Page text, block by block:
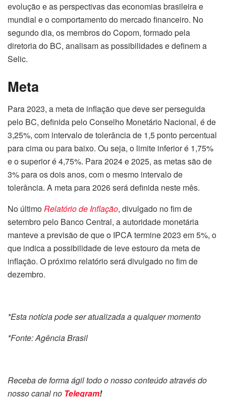
evolução e as perspectivas das economias brasileira e
mundial e o comportamento do mercado financeiro. No
segundo dia, os membros do Copom, formado pela
diretoria do BC, analisam as possibilidades e definem a
Selic.
Meta
Para 2023, a meta de inflação que deve ser perseguida
pelo BC, definida pelo Conselho Monetário Nacional, é de
3,25%, com intervalo de tolerância de 1,5 ponto percentual
para cima ou para baixo. Ou seja, o limite inferior é 1,75%
e o superior é 4,75%. Para 2024 e 2025, as metas são de
3% para os dois anos, com o mesmo intervalo de
tolerância. A meta para 2026 será definida neste mês.
No últimoRelatório de Inflação, divulgado no fim de
setembro pelo Banco Central, a autoridade monetária
manteve a previsão de que o IPCA termine 2023 em 5%, o
que indica a possibilidade de leve estouro da meta de
inflação. O próximo relatório será divulgado no fim de
dezembro.
*Esta notícia pode ser atualizada a qualquer momento
*Fonte: Agência Brasil
Receba de forma ágil todo o nosso conteúdo através do
nosso canal no Telegram!